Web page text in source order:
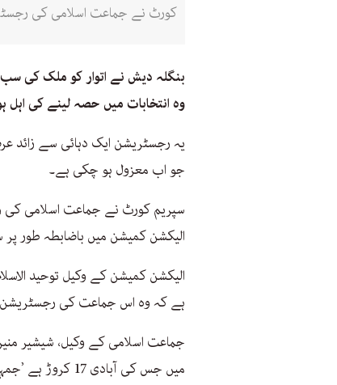
کورٹ نے جماعت اسلامی کی
بنگلہ دیش نے اتوار کو ملک کی
وہ انتخابات میں حصہ لینے کی اہل
یہ رجسٹریشن ایک دہائی سے
جو اب معزول ہو چکی ہے۔
سپریم کورٹ نے جماعت اسلامی
الیکشن کمیشن میں باضابطہ طور
الیکشن کمیشن کے وکیل توحید
ہے کہ وہ اس جماعت کی رجسٹریشن
جماعت اسلامی کے وکیل، شیشیر
میں جس کی آبادی 17 کروڑ ہے ’جمہوری، شمولیتی اور کثیر الجماعتی نظام‘ کو فروغ ملے گا۔